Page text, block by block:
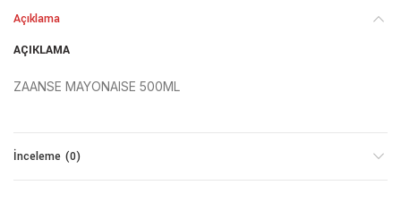
Açıklama
AÇIKLAMA
ZAANSE MAYONAISE 500ML
İnceleme (0)